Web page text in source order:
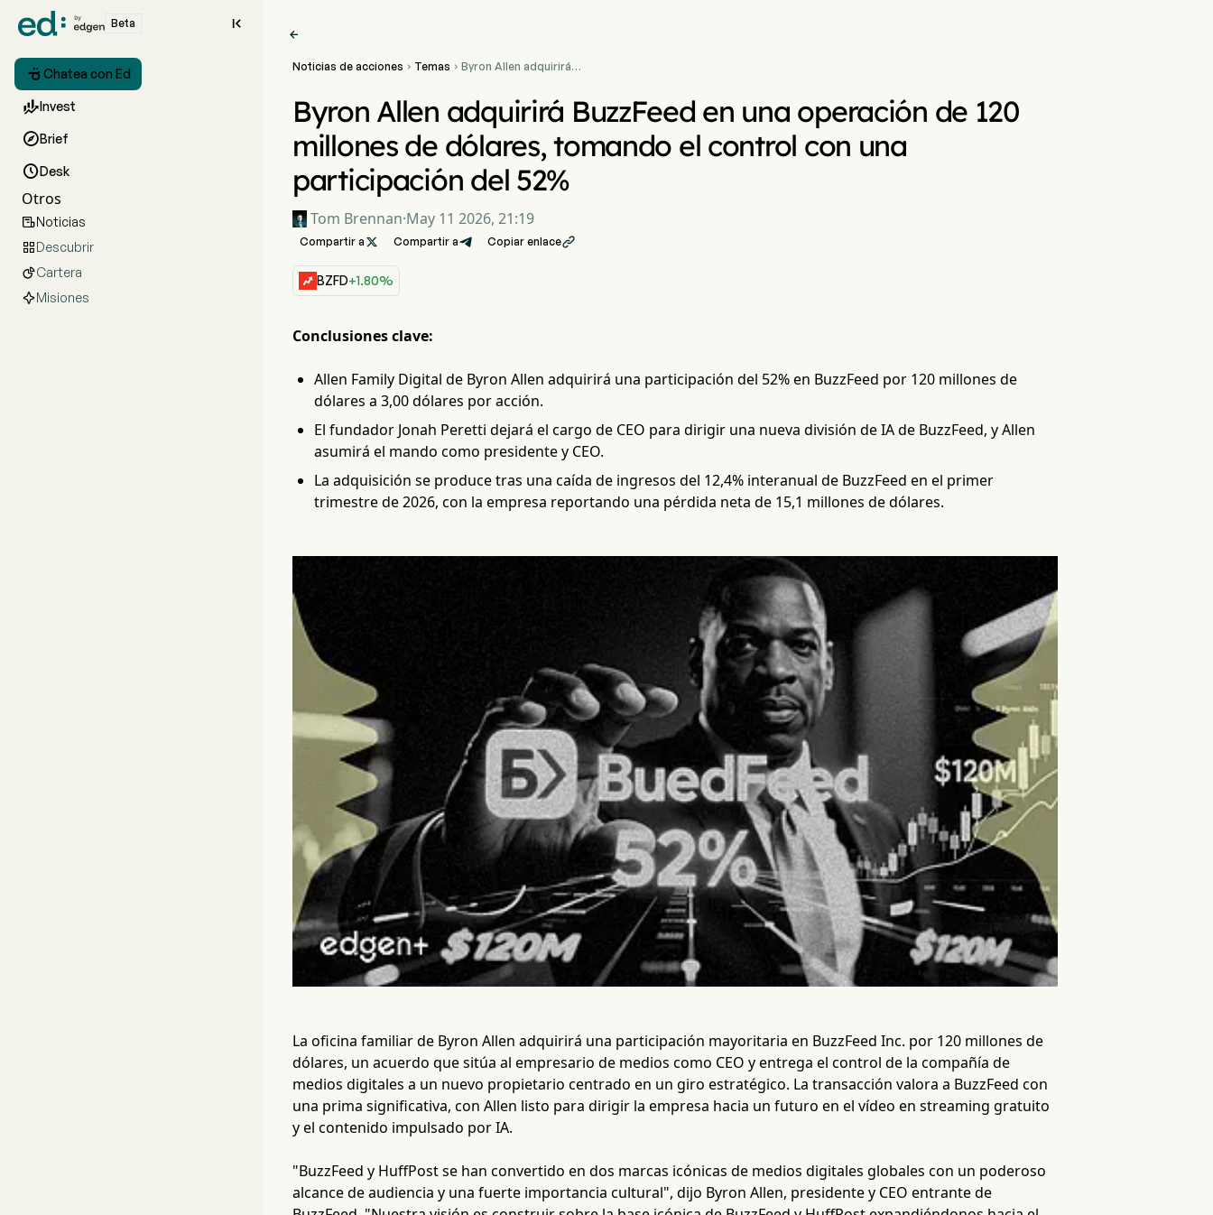
Beta 
 Chatea con Ed
Invest
Brief
Desk
Otros
Noticias
Descubrir
Cartera
Misiones

Noticias de acciones  Temas  Byron Allen adquirirá
de dólares, tomando el
control con una
participación del 52%
Byron Allen adquirirá BuzzFeed en una operación de 120
millones de dólares, tomando el control con una
participación del 52%
Tom Brennan·May 11 2026, 21:19
Compartir a  Compartir a Copiar enlace
BZFD+1.80%
Conclusiones clave:
Allen Family Digital de Byron Allen adquirirá una participación del 52% en BuzzFeed por 120 millones de
dólares a 3,00 dólares por acción.
El fundador Jonah Peretti dejará el cargo de CEO para dirigir una nueva división de IA de BuzzFeed, y Allen
asumirá el mando como presidente y CEO.
La adquisición se produce tras una caída de ingresos del 12,4% interanual de BuzzFeed en el primer
trimestre de 2026, con la empresa reportando una pérdida neta de 15,1 millones de dólares.
La oficina familiar de Byron Allen adquirirá una participación mayoritaria en BuzzFeed Inc. por 120 millones de
dólares, un acuerdo que sitúa al empresario de medios como CEO y entrega el control de la compañía de
medios digitales a un nuevo propietario centrado en un giro estratégico. La transacción valora a BuzzFeed con
una prima significativa, con Allen listo para dirigir la empresa hacia un futuro en el vídeo en streaming gratuito
y el contenido impulsado por IA.
"BuzzFeed y HuffPost se han convertido en dos marcas icónicas de medios digitales globales con un poderoso
alcance de audiencia y una fuerte importancia cultural", dijo Byron Allen, presidente y CEO entrante de